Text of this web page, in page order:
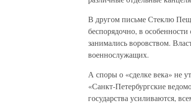
В другом письме Стеклю
беспорядочно, в
занимались воровством.
военнослужащих.
А споры о «сделке века» не
«Санкт-Петербургские
государства усиливаются,